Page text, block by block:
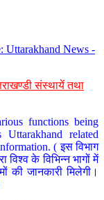
Uttarakhand News -
संस्थायें तथा
functions being
related
( इस विभाग
विश्व के विभिन्न भागों में
की जानकारी मिलेगी।